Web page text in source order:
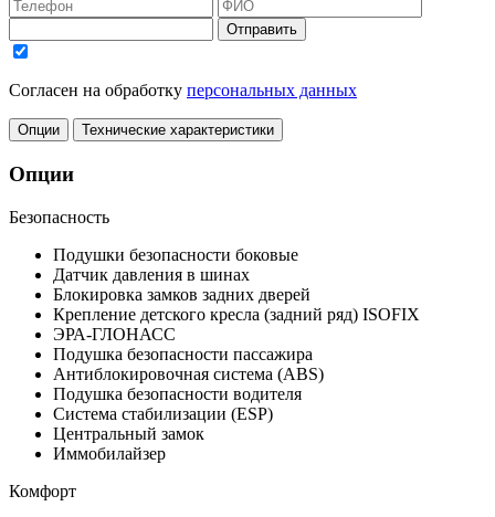
Отправить
Согласен на обработку персональных данных
Опции Технические характеристики
Опции
Безопасность
Подушки безопасности боковые
Датчик давления в шинах
Блокировка замков задних дверей
Крепление детского кресла (задний ряд) ISOFIX
ЭРА-ГЛОНАСС
Подушка безопасности пассажира
Антиблокировочная система (ABS)
Подушка безопасности водителя
Система стабилизации (ESP)
Центральный замок
Иммобилайзер
Комфорт